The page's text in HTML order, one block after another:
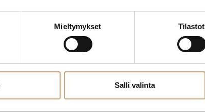
Mieltymykset Tilastot
Salli valinta